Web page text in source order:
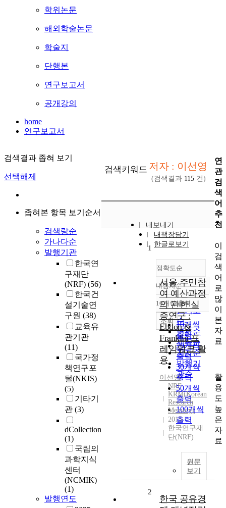
학위논문
해외학술논문
학술지
단행본
연구보고서
공개강의
home
연구보고서
검색결과 좁혀 보기
선택해제
좁혀본 항목 보기순서
검색량순
가나다순
발행기관
한국연
구재단
(NRF) (56)
한국건
설기술연
구원 (38)
교육유
관기관
(11)
국가정
책연구포
털(NKIS)
(5)
기타기
관 (3)
dCollection
(1)
국립의
과학지식
센터
(NCMIK)
(1)
발행연도
검색키워드 저자 : 이선영
(검색결과 115 건)
내보내기
내책장담기
한글로보기
정확도순
정확도
순
인기도
순
연도순
제목순
저자순
발행기
관순
내림차순
내림차순
10개씩 출력
10개씩
출력
20개씩
출력
30개씩
출력
50개씩
출력
100개씩
출력
조회
1
서울 주민참
여 예산과정
의 관한 실
증연구 :
Ebdon &
Franklin 프
레임워크 활
용
이선영
NRF
KRM(Korean
Research
Memory)
2015
한국연구재
단(NRF)
원문
보기
2
한국 공유경
연
관
검
색
어
추
천
이
검
색
어
로
많
이
본
자
료
활
용
도
높
은
자
료